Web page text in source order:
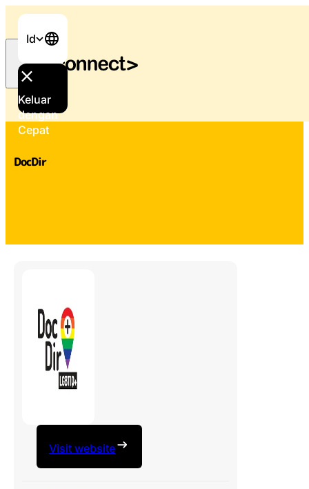
Id
Keluar
dengan
Cepat
Beranda
DocDir
Visit website